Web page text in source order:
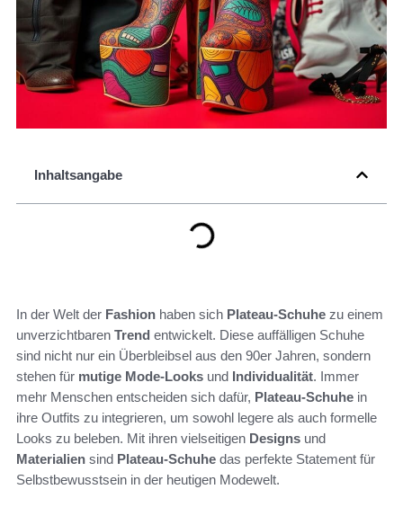
Inhaltsangabe
In der Welt der Fashion haben sich Plateau-Schuhe zu einem
unverzichtbaren Trend entwickelt. Diese auffälligen Schuhe
sind nicht nur ein Überbleibsel aus den 90er Jahren, sondern
stehen für mutige Mode-Looks und Individualität. Immer
mehr Menschen entscheiden sich dafür, Plateau-Schuhe in
ihre Outfits zu integrieren, um sowohl legere als auch formelle
Looks zu beleben. Mit ihren vielseitigen Designs und
Materialien sind Plateau-Schuhe das perfekte Statement für
Selbstbewusstsein in der heutigen Modewelt.